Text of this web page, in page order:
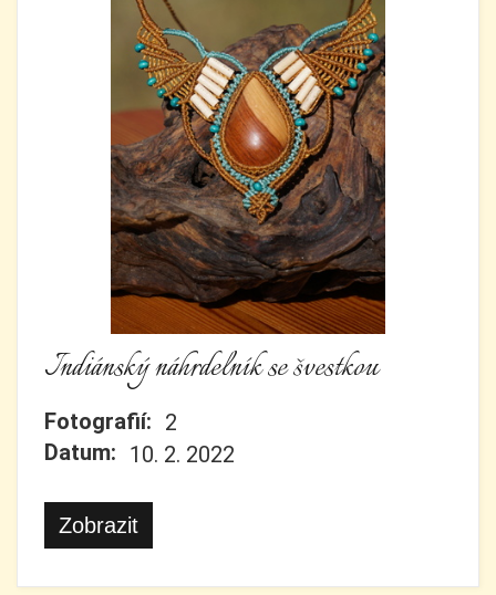
Indiánský náhrdelník se švestkou
Fotografií: 2
Datum: 10. 2. 2022
Zobrazit